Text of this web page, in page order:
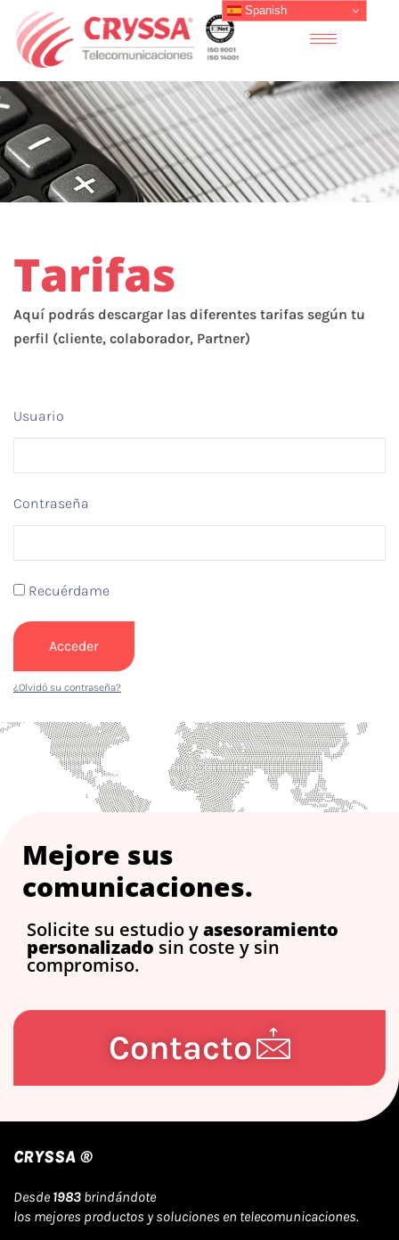
Tarifas
Aquí podrás descargar las diferentes tarifas según tu
perfil (cliente, colaborador, Partner)
Usuario
Contraseña
Recuérdame
Acceder
¿Olvidó su contraseña?
Mejore sus
comunicaciones.
Solicite su estudio yasesoramiento
personalizado sin coste y sin
compromiso.
Contacto
CRYSSA ®
Desde 1983 brindándote
los mejores productos y soluciones en telecomunicaciones.
Spanish